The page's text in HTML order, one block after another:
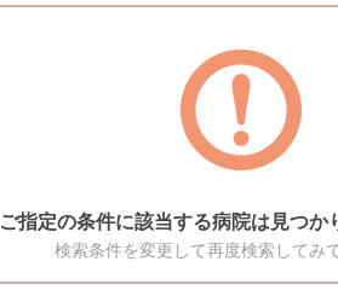
ご指定の条件に該当する病院は見つか
検索条件を変更して再度検索してみ